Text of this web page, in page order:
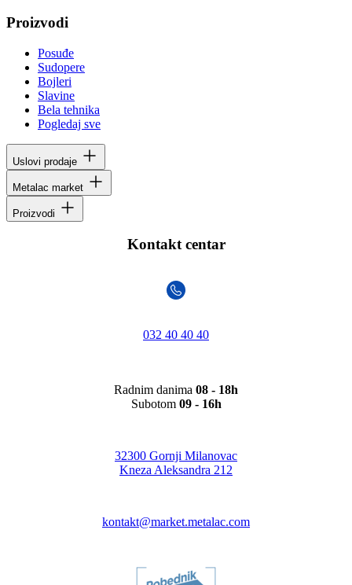
Proizvodi
Posuđe
Sudopere
Bojleri
Slavine
Bela tehnika
Pogledaj sve
Uslovi prodaje
Metalac market
Proizvodi
Kontakt centar
032 40 40 40
Radnim danima 08 - 18h
Subotom 09 - 16h
32300 Gornji Milanovac
Kneza Aleksandra 212
kontakt@market.metalac.com